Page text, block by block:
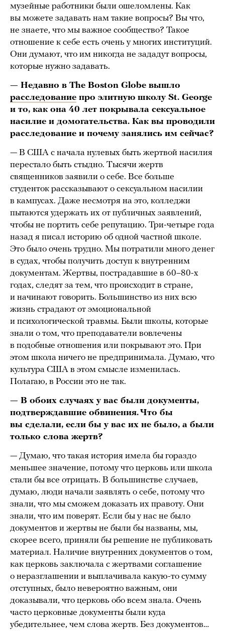
музейные работники были ошеломлены. Как
вы можете задавать нам такие вопросы? Вы что,
не знаете, что мы важное сообщество? Такое
отношение к себе есть очень у многих институций.
Они думают, что им никогда не зададут вопросы,
которые нужно задавать.
— Недавно в The Boston Globe вышло
расследование про элитную школу St. George
и то, как она 40 лет покрывала сексуальное
насилие и домогательства. Как вы проводили
расследование и почему занялись им сейчас?
— В США с начала нулевых быть жертвой насилия
перестало быть стыдно. Тысячи жертв
священников заявили о себе. Все больше
студенток рассказывают о сексуальном насилии
в кампусах. Даже несмотря на это, колледжи
пытаются удержать их от публичных заявлений,
чтобы не портить себе репутацию. Три-четыре года
назад я писал историю об одной частной школе.
Это было очень трудно. Мы потратили много денег
в судах, чтобы получить доступ к внутренним
документам. Жертвы, пострадавшие в 60–80-х
годах, следят за тем, что происходит в стране,
и начинают говорить. Большинство из них всю
жизнь страдают от эмоциональной
и психологической травмы. Были школы, которые
знали о том, что преподаватели вовлечены
в подобные отношения или покрывают это. При
этом школа ничего не предпринимала. Думаю, что
культура США в этом смысле изменилась.
Полагаю, в России это не так.
— В обоих случаях у вас были документы,
подтверждавшие обвинения. Что бы
вы сделали, если бы у вас их не было, а были
только слова жертв?
— Думаю, что такая история имела бы гораздо
меньшее значение, потому что церковь или школа
стали бы все отрицать. В большинстве случаев,
думаю, люди начали заявлять о себе, потому что
знали, что мы сможем доказать их правоту. Они
знали, что им поверят. Если бы у нас не было
документов и жертвы не были бы названы, мы,
скорее всего, приняли бы решение не публиковать
материал. Наличие внутренних документов о том,
как церковь заключала с жертвами соглашение
о неразглашении и выплачивала какую-то сумму
отступных, было невероятно важным, они
доказывали, что церковь обо всем знала. Очень
часто церковные документы были куда
убедительнее, чем слова жертв. Без документов…